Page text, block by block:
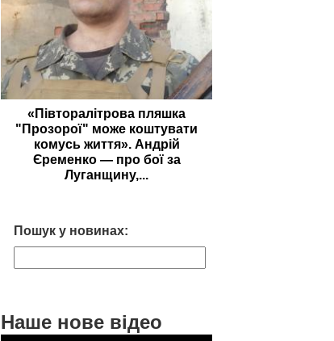
«Півторалітрова пляшка
"Прозорої" може коштувати
комусь життя». Андрій
Єременко — про бої за
Луганщину,...
Пошук у новинах:
Наше нове відео